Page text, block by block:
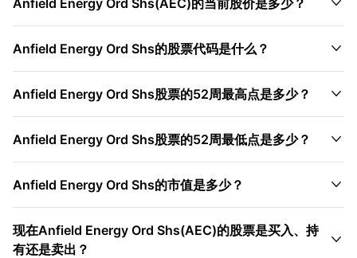
Anfield Energy Ord Shs(AEC)的当前股价是多少？
Anfield Energy Ord Shs的股票代码是什么？ 
Anfield Energy Ord Shs股票的52周最高点是多少？ 
Anfield Energy Ord Shs股票的52周最低点是多少？ 
Anfield Energy Ord Shs的市值是多少？ 
现在Anfield Energy Ord Shs(AEC)的股票是买入、持
有还是卖出？
